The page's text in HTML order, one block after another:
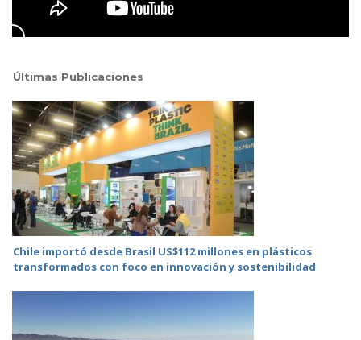
Últimas Publicaciones
Chile importó desde Brasil US$112 millones en plásticos
transformados con foco en innovación y sostenibilidad